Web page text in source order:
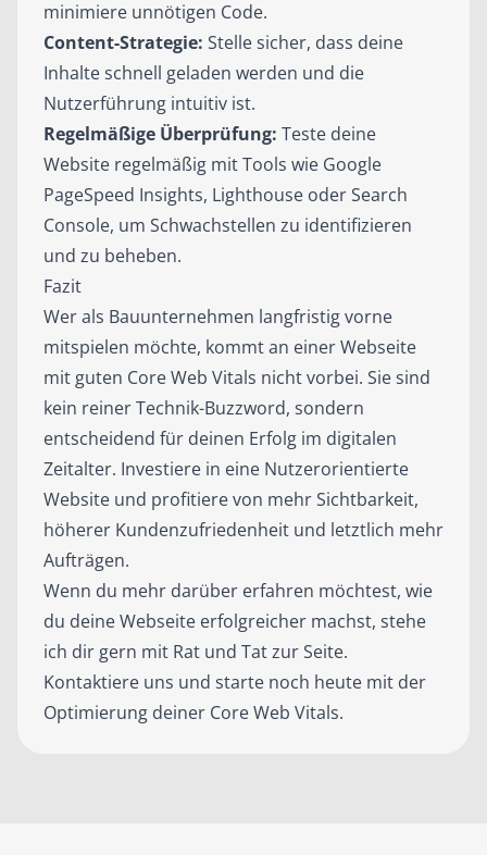
minimiere unnötigen Code.
Content-Strategie: Stelle sicher, dass deine
Inhalte schnell geladen werden und die
Nutzerführung intuitiv ist.
Regelmäßige Überprüfung: Teste deine
Website regelmäßig mit Tools wie Google
PageSpeed Insights, Lighthouse oder Search
Console, um Schwachstellen zu identifizieren
und zu beheben.
Fazit
Wer als Bauunternehmen langfristig vorne
mitspielen möchte, kommt an einer Webseite
mit guten Core Web Vitals nicht vorbei. Sie sind
kein reiner Technik-Buzzword, sondern
entscheidend für deinen Erfolg im digitalen
Zeitalter. Investiere in eine Nutzerorientierte
Website und profitiere von mehr Sichtbarkeit,
höherer Kundenzufriedenheit und letztlich mehr
Aufträgen.
Wenn du mehr darüber erfahren möchtest, wie
du deine Webseite erfolgreicher machst, stehe
ich dir gern mit Rat und Tat zur Seite.
Kontaktiere uns und starte noch heute mit der
Optimierung deiner Core Web Vitals.